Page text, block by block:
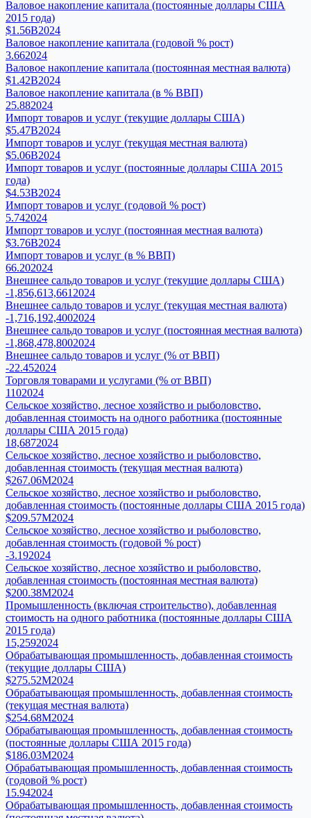
Валовое накопление капитала (постоянные доллары США
2015 года)
$1.56B2024
Валовое накопление капитала (годовой % рост)
3.662024
Валовое накопление капитала (постоянная местная валюта)
$1.42B2024
Валовое накопление капитала (в % ВВП)
25.882024
Импорт товаров и услуг (текущие доллары США)
$5.47B2024
Импорт товаров и услуг (текущая местная валюта)
$5.06B2024
Импорт товаров и услуг (постоянные доллары США 2015
года)
$4.53B2024
Импорт товаров и услуг (годовой % рост)
5.742024
Импорт товаров и услуг (постоянная местная валюта)
$3.76B2024
Импорт товаров и услуг (в % ВВП)
66.202024
Внешнее сальдо товаров и услуг (текущие доллары США)
-1,856,613,661 2024
Внешнее сальдо товаров и услуг (текущая местная валюта)
-1,716,192,4002024
Внешнее сальдо товаров и услуг (постоянная местная валюта)
-1,868,478,8002024
Внешнее сальдо товаров и услуг (% от ВВП)
-22.452024
Торговля товарами и услугами (% от ВВП)
1102024
Сельское хозяйство, лесное хозяйство и рыболовство,
добавленная стоимость на одного работника (постоянные
доллары США 2015 года)
18,6872024
Сельское хозяйство, лесное хозяйство и рыболовство,
добавленная стоимость (текущая местная валюта)
$267.06M2024
Сельское хозяйство, лесное хозяйство и рыболовство,
добавленная стоимость (постоянные доллары США 2015 года)
$209.57M2024
Сельское хозяйство, лесное хозяйство и рыболовство,
добавленная стоимость (годовой % рост)
-3.192024
Сельское хозяйство, лесное хозяйство и рыболовство,
добавленная стоимость (постоянная местная валюта)
$200.38M2024
Промышленность (включая строительство), добавленная
стоимость на одного работника (постоянные доллары США
2015 года)
15,2592024
Обрабатывающая промышленность, добавленная стоимость
(текущие доллары США)
$275.52M2024
Обрабатывающая промышленность, добавленная стоимость
(текущая местная валюта)
$254.68M2024
Обрабатывающая промышленность, добавленная стоимость
(постоянные доллары США 2015 года)
$186.03M2024
Обрабатывающая промышленность, добавленная стоимость
(годовой % рост)
15.942024
Обрабатывающая промышленность, добавленная стоимость